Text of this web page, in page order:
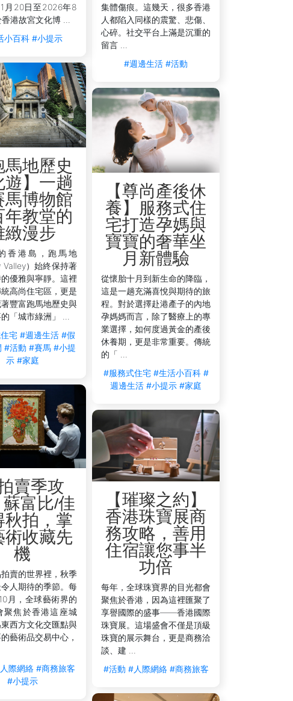
集體傷痕。這幾天，很多香港
人都陷入同樣的震驚、悲傷、
心碎。社交平台上滿是沉重的
留言 ...
#週邊生活 #活動
月20日至2026年8
港故宮文化博 ...
小百科 #小提示
馬地歷史
遊】一趟
馬博物館
年教堂的
緻漫步
香港島，跑馬地
Valley）始終保持著
優雅與寧靜。這裡
高尚住宅區，更是
豐富跑馬地歷史與
「城市綠洲」 ...
宅 #週邊生活 #假
#活動 #賽馬 #小提
示 #家庭
【尊尚產後休
養】服務式住
宅打造孕媽與
寶寶的奢華坐
月新體驗
從懷胎十月到新生命的降臨，
這是一趟充滿喜悅與期待的旅
程。對於選擇赴港產子的內地
孕媽媽而言，除了醫療上的專
業選擇，如何度過黃金的產後
休養期，更是非常重要。傳統
的「 ...
#服務式住宅 #生活小百科 #
週邊生活 #小提示 #家庭
拍賣季攻
富比/佳
秋拍，掌
術收藏先
機
賣的世界裡，秋季
人期待的季節。每
月，全球藝術界的
聚焦於香港這座城
西方文化交匯點與
藝術品交易中心，
際網絡 #商務旅客
#小提示
【璀璨之約】
香港珠寶展商
務攻略，善用
住宿讓您事半
功倍
每年，全球珠寶界的目光都會
聚焦於香港，因為這裡匯聚了
享譽國際的盛事——香港國際
珠寶展。這場盛會不僅是頂級
珠寶的展示舞台，更是商務洽
談、建 ...
#活動 #人際網絡 #商務旅客